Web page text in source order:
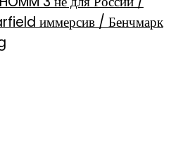
иммерсив / Бенчмарк